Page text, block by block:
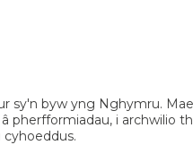
sy'n byw yng Nghymru.
pherfformiadau, i archwilio